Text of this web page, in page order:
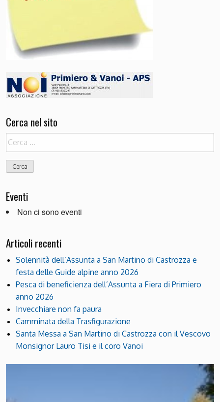
Cerca nel sito
Ricerca
per:
Eventi
Non ci sono eventi
Articoli recenti
Solennità dell’Assunta a San Martino di Castrozza e
festa delle Guide alpine anno 2026
Pesca di beneficienza dell’Assunta a Fiera di Primiero
anno 2026
Invecchiare non fa paura
Camminata della Trasfigurazione
Santa Messa a San Martino di Castrozza con il Vescovo
Monsignor Lauro Tisi e il coro Vanoi